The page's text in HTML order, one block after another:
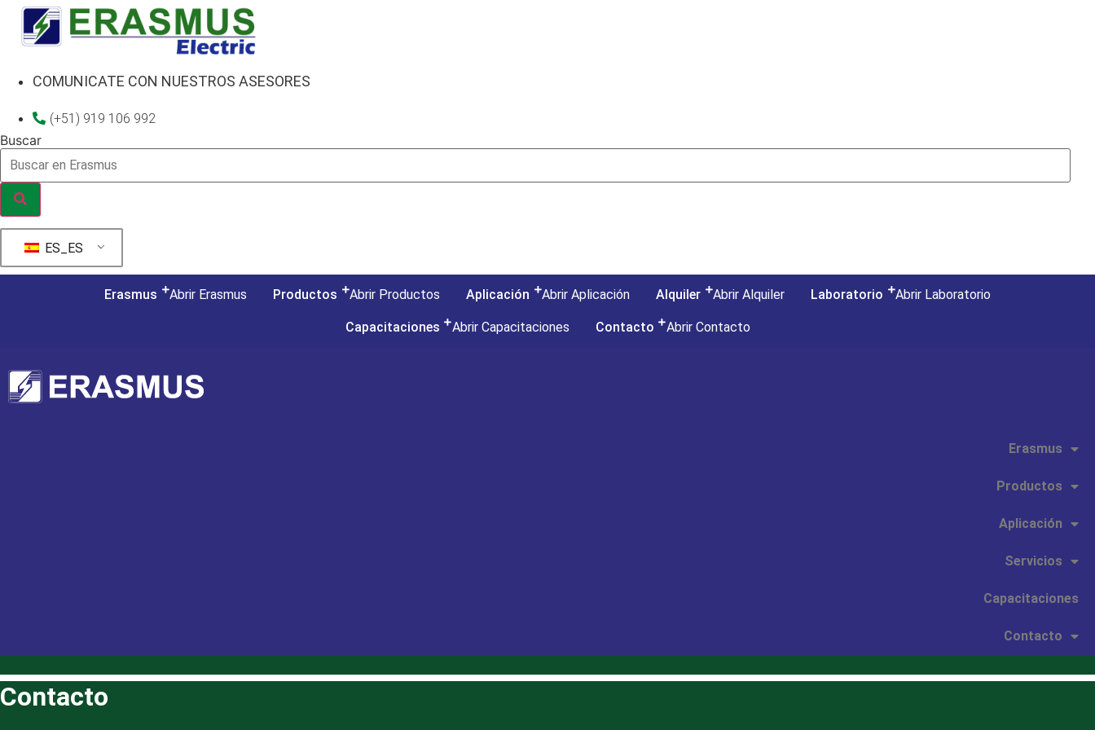
contenido
COMUNICATE CON NUESTROS ASESORES
(+51) 919 106 992
Buscar
ES_ES
Erasmus Abrir Erasmus Productos Abrir Productos Aplicación Abrir Aplicación Alquiler Abrir Alquiler Laboratorio Abrir Laboratorio
Capacitaciones Abrir Capacitaciones Contacto Abrir Contacto
Erasmus
Productos
Aplicación
Servicios
Capacitaciones
Contacto
Contacto